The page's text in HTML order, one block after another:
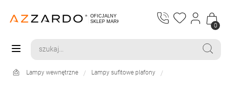
0
Lampy wewnętrzne Lampy sufitowe plafony